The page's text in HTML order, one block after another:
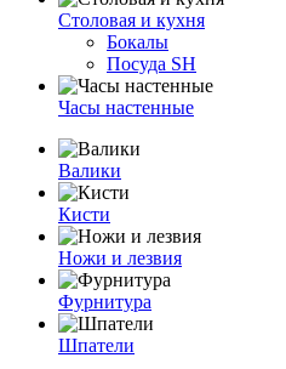
Столовая и кухня
Бокалы
Посуда SH
Часы настенные
Валики
Кисти
Ножи и лезвия
Фурнитура
Шпатели